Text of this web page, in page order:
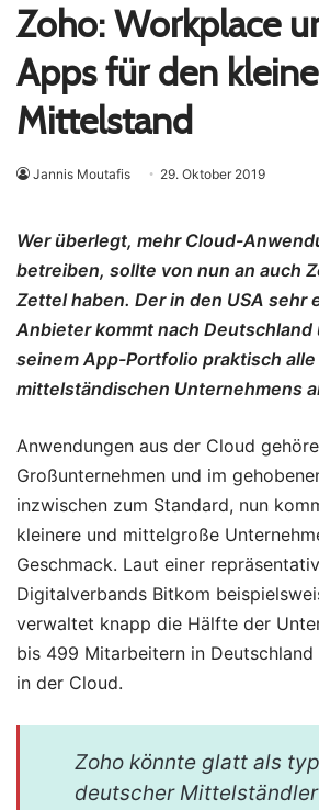
Zoho: Workplace
Apps für den
Mittelstand
Jannis Moutafis 29. Oktober 2019
Wer überlegt, mehr Cloud-
betreiben, sollte von nun an auch
Zettel haben. Der in den USA sehr
Anbieter kommt nach Deutschland
seinem App-Portfolio praktisch
mittelständischen Unternehmens
Anwendungen aus der Cloud
Großunternehmen und im
inzwischen zum Standard, nun
kleinere und mittelgroße
Geschmack. Laut einer
Digitalverbands Bitkom
verwaltet knapp die Hälfte der
bis 499 Mitarbeitern in Deutschland
in der Cloud.
Zoho könnte glatt als
deutscher Mittelständler